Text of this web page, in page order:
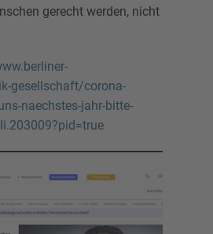
gerecht werden, nicht
gesellschaft/corona-
naechstes-jahr-bitte-